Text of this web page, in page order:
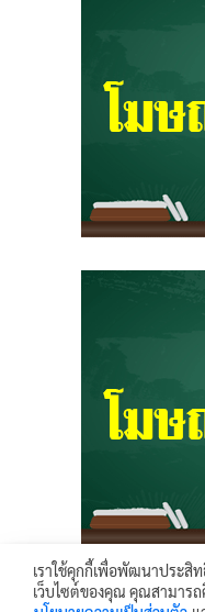
เราใช้คุกกี้เพื่อพัฒนาประสิ
เว็บไซต์ของคุณ คุณสามารถ